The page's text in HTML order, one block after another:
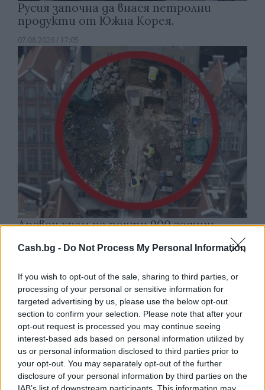
Cash.bg - Do Not Process My Personal Information
If you wish to opt-out of the sale, sharing to third parties, or
processing of your personal or sensitive information for
targeted advertising by us, please use the below opt-out
section to confirm your selection. Please note that after your
opt-out request is processed you may continue seeing
interest-based ads based on personal information utilized by
us or personal information disclosed to third parties prior to
your opt-out. You may separately opt-out of the further
disclosure of your personal information by third parties on the
IAB’s list of downstream participants. This information may
Русия започна да внася петролни
продукти от Южна Корея.
07.08.2026 / 17:05
Древен храм на почти 900 години
Полша